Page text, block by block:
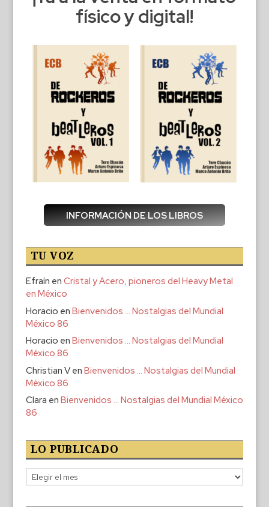
físico y digital!
INFORMACIÓN DE LOS LIBROS
TU VOZ
Efraín en Cristal y Acero, pioneros del Heavy Metal
en México
Horacio en Bienvenidos … Nostalgias del Mundial
México 86
Horacio en Bienvenidos … Nostalgias del Mundial
México 86
Christian Ven Bienvenidos … Nostalgias del Mundial
México 86
Clara en Bienvenidos … Nostalgias del Mundial México
86
LO PUBLICADO
Lo
publicado